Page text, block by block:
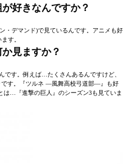
好きなんですか？
・デマンド)で見ているんです。アニメも好
す。
見ますか？
です。例えば…たくさんあるんですけど、
です。『ツルネ ―風舞高校弓道部―』も好
…『進撃の巨人』のシーズン3も見ていま